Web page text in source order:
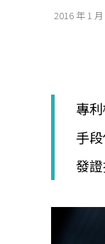
2016 年 1
專
手
發